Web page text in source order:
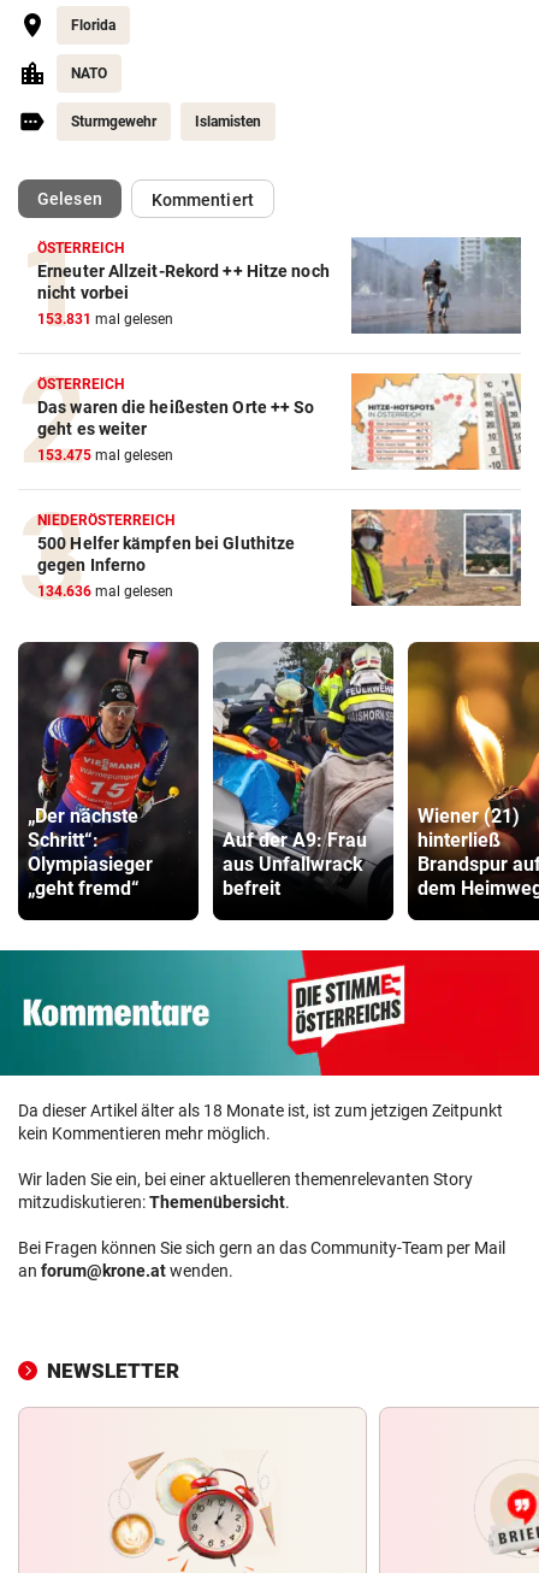
Florida
NATO
Sturmgewehr Islamisten
Gelesen(ausgewählt)Kommentiert
ÖSTERREICH
Erneuter Allzeit-Rekord ++ Hitze noch
nicht vorbei
153.831 mal gelesen
ÖSTERREICH
Das waren die heißesten Orte ++ So
geht es weiter
153.475 mal gelesen
NIEDERÖSTERREICH
500 Helfer kämpfen bei Gluthitze
gegen Inferno
134.636 mal gelesen
„Der nächste
Schritt“:
Olympiasieger
„geht fremd“
Auf der A9: Frau
aus Unfallwrack
befreit
Wiener (21)
hinterließ
Brandspur
dem
Da dieser Artikel älter als 18 Monate ist, ist zum jetzigen Zeitpunkt
kein Kommentieren mehr möglich.
Wir laden Sie ein, bei einer aktuelleren themenrelevanten Story
mitzudiskutieren:Themenübersicht.
Bei Fragen können Sie sich gern an das Community-Team per Mail
an forum@krone.atwenden.
NEWSLETTER